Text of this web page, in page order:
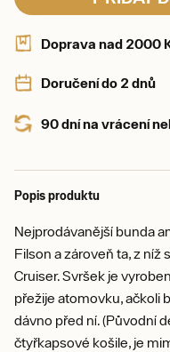
Doprava nad 2000
Doručení do 2 dnů
90 dní na vrácení
Popis produktu
Nejprodávanější bunda
Filson a zároveň ta, z níž
Cruiser. Svršek je
přežije atomovku, ačkoli
dávno před ní. (Původní
čtyřkapsové košile, je